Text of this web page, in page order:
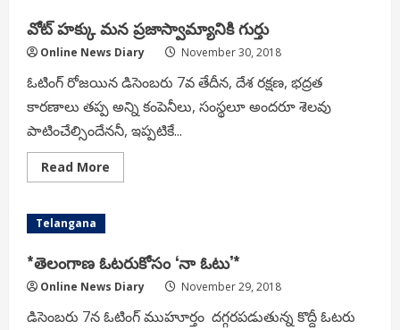
వోట్ హక్కు మన ప్రజాస్వామ్యానికి గుర్తు
Online News Diary November 30, 2018
ఓటింగ్ రోజయిన డిసెంబరు 7వ తేదీన, దేశ రక్షణ, భద్రత
కారణాలు తప్ప అన్ని కంపెనీలు, సంస్థలూ అందరూ శెలవు
పాటించేల్సిందేననీ, ఇప్పటికే...
Read More
more
గుర్తు
Telangana
*తెలంగాణ ఓటరుకోసం ‘నా ఓటు’*
Online News Diary November 29, 2018
డిసెంబరు 7న ఓటింగ్ ముహూర్తం దగ్గరపడుతున్న కొద్దీ ఓటరు